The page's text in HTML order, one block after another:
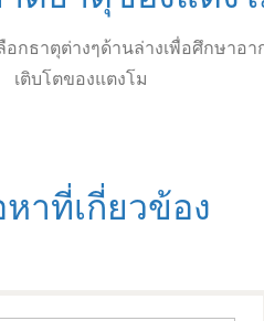
กธาตุต่างๆด้านล่างเพื่อศึกษา
เติบโตของแตงโม
หาที่เกี่ยวข้อง